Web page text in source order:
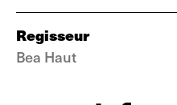
Regisseur
Bea Haut